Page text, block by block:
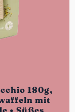
180g,
mit
• Süßes